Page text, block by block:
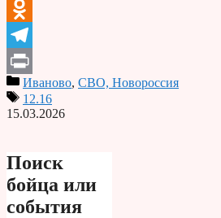
VK
Odnoklassniki
Telegram
PrintИваново, СВО, Новороссия
12.16
15.03.2026
Поиск
бойца или
события